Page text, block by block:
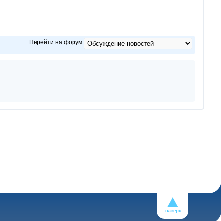
Перейти на форум: